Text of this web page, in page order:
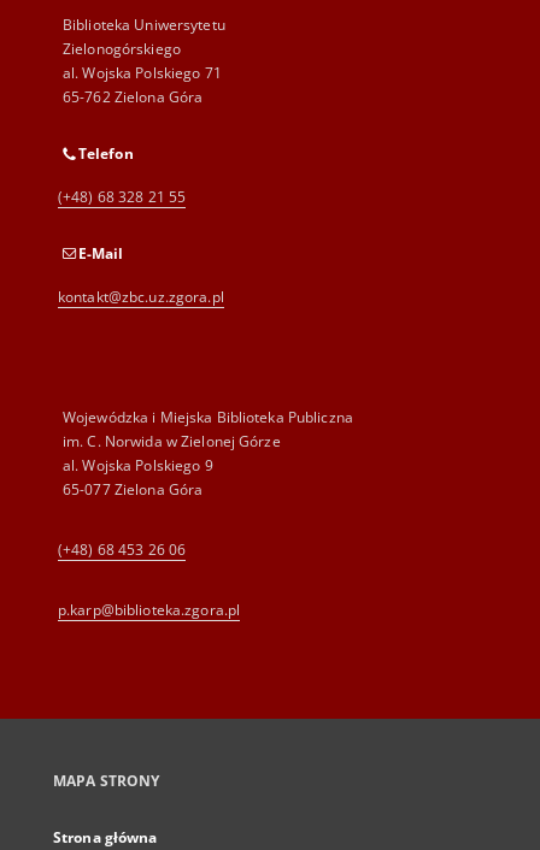
Biblioteka Uniwersytetu
Zielonogórskiego
al. Wojska Polskiego 71
65-762 Zielona Góra
Telefon
(+48) 68 328 21 55
E-Mail
kontakt@zbc.uz.zgora.pl
Wojewódzka i Miejska Biblioteka Publiczna
im. C. Norwida w Zielonej Górze
al. Wojska Polskiego 9
65-077 Zielona Góra
(+48) 68 453 26 06
p.karp@biblioteka.zgora.pl
MAPA STRONY
Strona główna